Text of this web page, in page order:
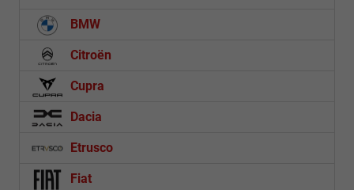
BMW
Citroën
Cupra
Dacia
Etrusco
Fiat